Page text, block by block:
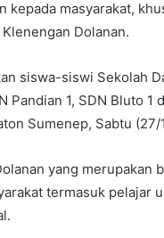
kepada masyarakat,
Dolanan.
siswa-siswi Sekolah
Pandian 1, SDN Bluto
Sumenep, Sabtu (27/
yang merupakan
termasuk pelajar